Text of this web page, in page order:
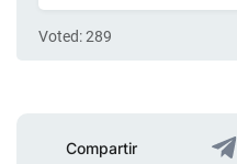
Voted:289
Compartir